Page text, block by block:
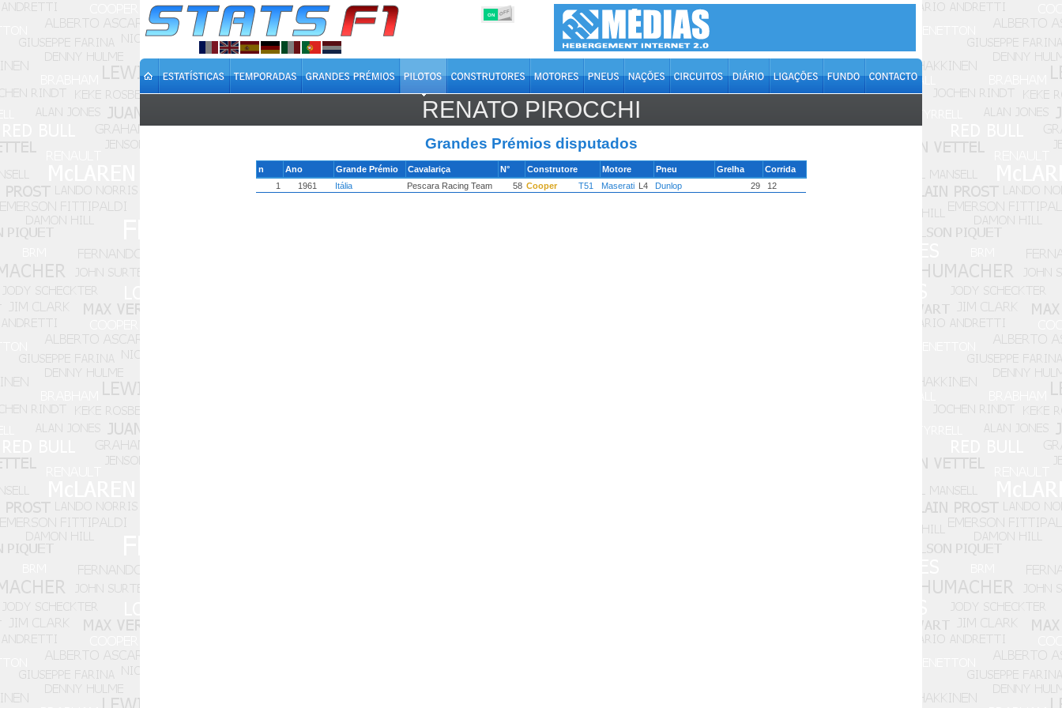
ON OFF
RENATO PIROCCHI
Grandes Prémios disputados
n Ano Grande Prémio Cavalariça N° Construtore Motore Pneu Grelha
Corrida
1
1961 Itália Pescara Racing Team 58 Cooper T51 Maserati L4 Dunlop 29 12